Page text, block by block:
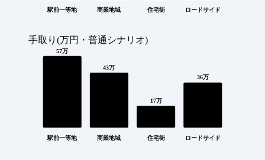
駅前一等地 商業地域 住宅街 ロードサイド
手取り(万円・普通シナリオ)
57万
駅前一等地
43万
商業地域
17万
住宅街
36万
ロードサイド